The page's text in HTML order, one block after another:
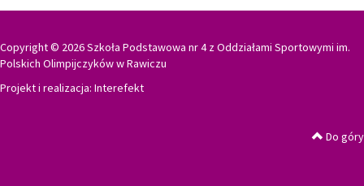
Copyright © 2026 Szkoła Podstawowa nr 4 z Oddziałami Sportowymi im.
Polskich Olimpijczyków w Rawiczu
Projekt i realizacja: Interefekt
Do góry